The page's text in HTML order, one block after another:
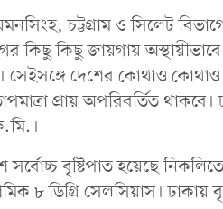
চট্টগ্রাম ও সিলেট
কিছু কিছু জায়গায়
সেইসঙ্গে দেশের কোথাও
প্রায় অপরিবর্তিত থাকবে।
বৃষ্টিপাত হয়েছে
৮ ডিগ্রি সেলসিয়াস। ঢাকায়